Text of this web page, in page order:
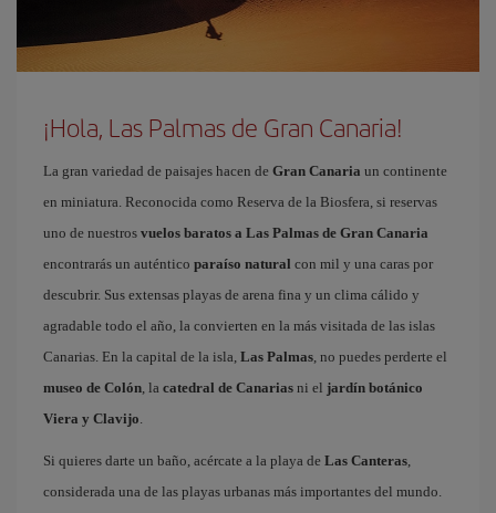
¡Hola, Las Palmas de Gran Canaria!
La gran variedad de paisajes hacen de Gran Canaria un continente
en miniatura. Reconocida como Reserva de la Biosfera, si reservas
uno de nuestros vuelos baratos a Las Palmas de Gran Canaria
encontrarás un auténtico paraíso natural con mil y una caras por
descubrir. Sus extensas playas de arena fina y un clima cálido y
agradable todo el año, la convierten en la más visitada de las islas
Canarias. En la capital de la isla, Las Palmas, no puedes perderte el
museo de Colón, la catedral de Canarias ni el jardín botánico
Viera y Clavijo.
Si quieres darte un baño, acércate a la playa de Las Canteras,
considerada una de las playas urbanas más importantes del mundo.